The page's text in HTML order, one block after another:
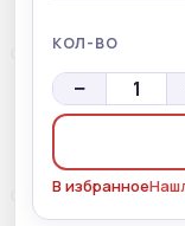
КОЛ-ВО
−
В избранное